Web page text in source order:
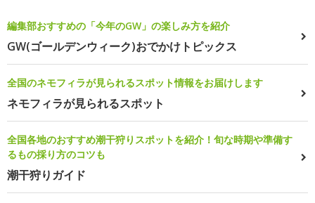
編集部おすすめの「今年のGW」の楽しみ方を紹介
GW(ゴールデンウィーク)おでかけトピックス
全国のネモフィラが見られるスポット情報をお届けします
ネモフィラが見られるスポット
全国各地のおすすめ潮干狩りスポットを紹介！旬な時期や準備す
るもの採り方のコツも
潮干狩りガイド